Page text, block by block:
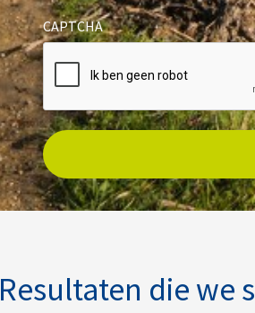
CAPTCHA
Resultaten die we